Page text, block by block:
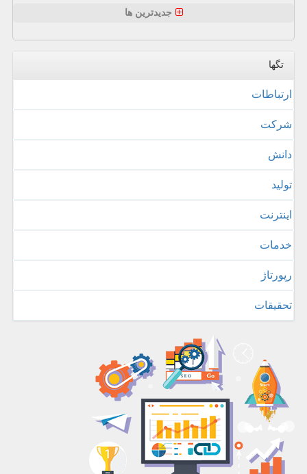
جدیدترین ها
تگها
ارتباطات
شركت
دانش
تولید
اینترنت
خدمات
رپورتاژ
تحقیقات